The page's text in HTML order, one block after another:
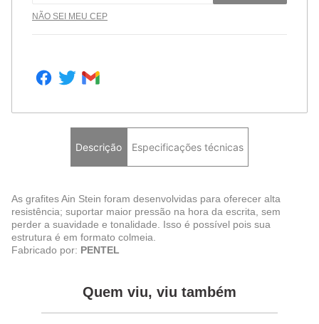
NÃO SEI MEU CEP
Descrição Especificações técnicas
As grafites Ain Stein foram desenvolvidas para oferecer alta
resistência; suportar maior pressão na hora da escrita, sem
perder a suavidade e tonalidade. Isso é possível pois sua
estrutura é em formato colmeia.
Fabricado por: PENTEL
Quem viu, viu também